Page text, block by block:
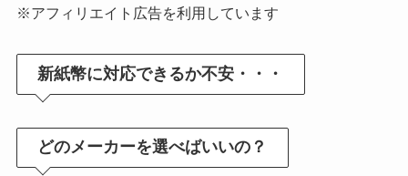
※アフィリエイト広告を利用しています
新紙幣に対応できるか不安・・・
どのメーカーを選べばいいの？